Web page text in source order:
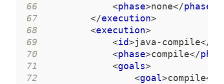
66
<phase>none</phase
67
</execution>
68
<execution>
69
<id>java-compile</
70
<phase>compile</
71
<goals>
72
<goal>compile</